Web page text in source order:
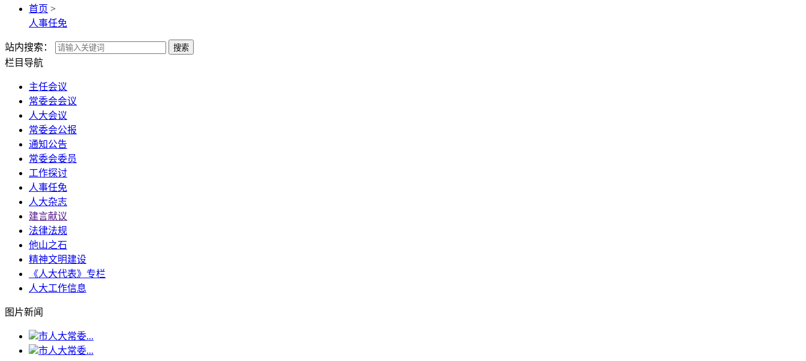
首页 >
人事任免
站内搜索： 搜索
栏目导航
主任会议
常委会会议
人大会议
常委会公报
通知公告
常委会委员
工作探讨
人事任免
人大杂志
建言献议
法律法规
他山之石
精神文明建设
《人大代表》专栏
人大工作信息
图片新闻
市人大常委...
市人大常委...